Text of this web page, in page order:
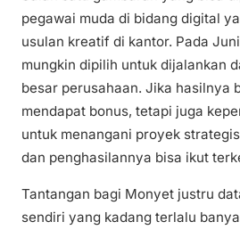
pegawai muda di bidang digital
usulan kreatif di kantor. Pada
mungkin dipilih untuk dijalankan
besar perusahaan. Jika hasilnya
mendapat bonus, tetapi juga
untuk menangani proyek
dan penghasilannya bisa ikut
Tantangan bagi Monyet justru
sendiri yang kadang terlalu